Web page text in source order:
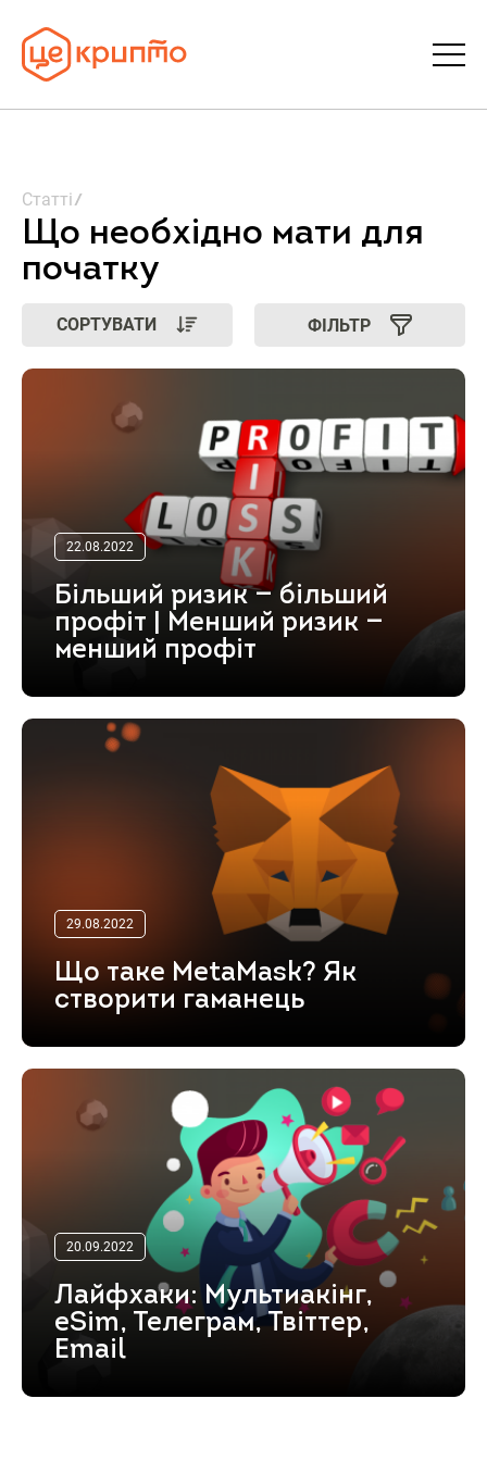
Увійти | Реєстрація
Статті
Що необхідно мати для
початку
СОРТУВАТИ ФІЛЬТР
22.08.2022
Більший ризик — більший
профіт | Менший ризик —
менший профіт
29.08.2022
Що таке MetaMask? Як
створити гаманець
20.09.2022
Лайфхаки: Мультиакінг,
eSim, Телеграм, Твіттер,
Email